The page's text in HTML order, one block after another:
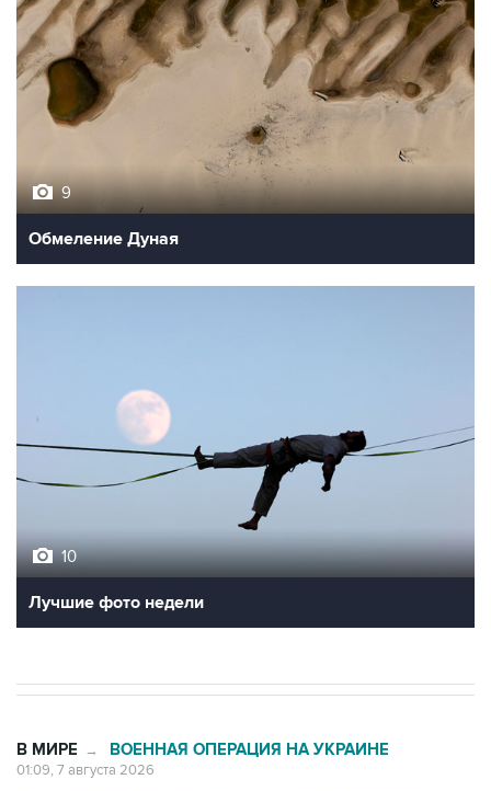
9
Обмеление Дуная
10
Лучшие фото недели
В МИРЕ → ВОЕННАЯ ОПЕРАЦИЯ НА УКРАИНЕ
01:09, 7 августа 2026